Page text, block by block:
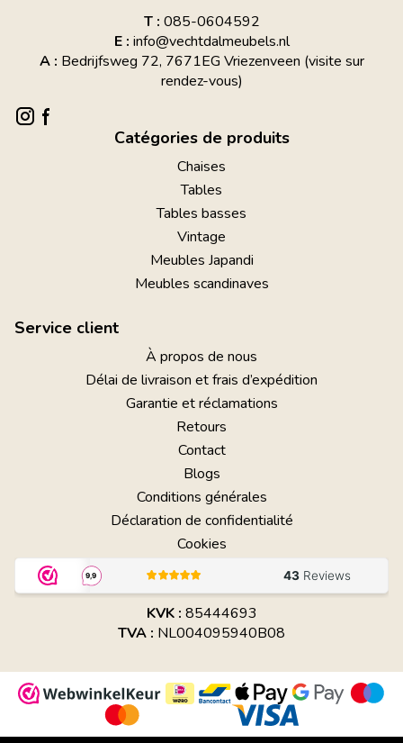
T : 085-0604592
E : info@vechtdalmeubels.nl
A : Bedrijfsweg 72, 7671EG Vriezenveen (visite sur
rendez-vous)
Catégories de produits
Chaises
Tables
Tables basses
Vintage
Meubles Japandi
Meubles scandinaves
Service client
À propos de nous
Délai de livraison et frais d’expédition
Garantie et réclamations
Retours
Contact
Blogs
Conditions générales
Déclaration de confidentialité
Cookies
KVK : 85444693
TVA : NL004095940B08